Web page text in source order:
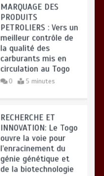
meilleur contrôle de
la qualité des
carburants mis en
circulation au Togo
0 5 minutes
RECHERCHE ET
l’enracinement du
génie génétique et
de la biotechnologie
0 3 minutes